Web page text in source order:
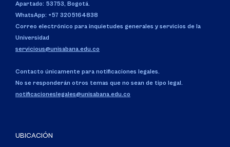
Apartado: 53753, Bogotá.
WhatsApp: +57 3205164838
Correo electrónico para inquietudes generales y servicios de la
Universidad
servicious@unisabana.edu.co
Contacto únicamente para notificaciones legales.
No se responderán otros temas que no sean de tipo legal.
notificacioneslegales@unisabana.edu.co
UBICACIÓN